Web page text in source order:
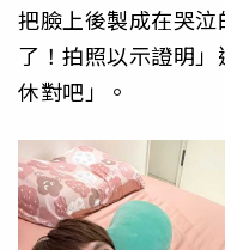
把臉上後製成在哭
了！拍照以示證明
休對吧」。